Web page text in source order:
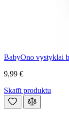
BabyOno vystyklai
9,99 €
Skatīt produktu